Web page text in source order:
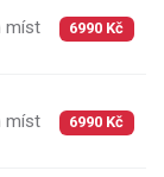
míst 6990 Kč
míst 6990 Kč